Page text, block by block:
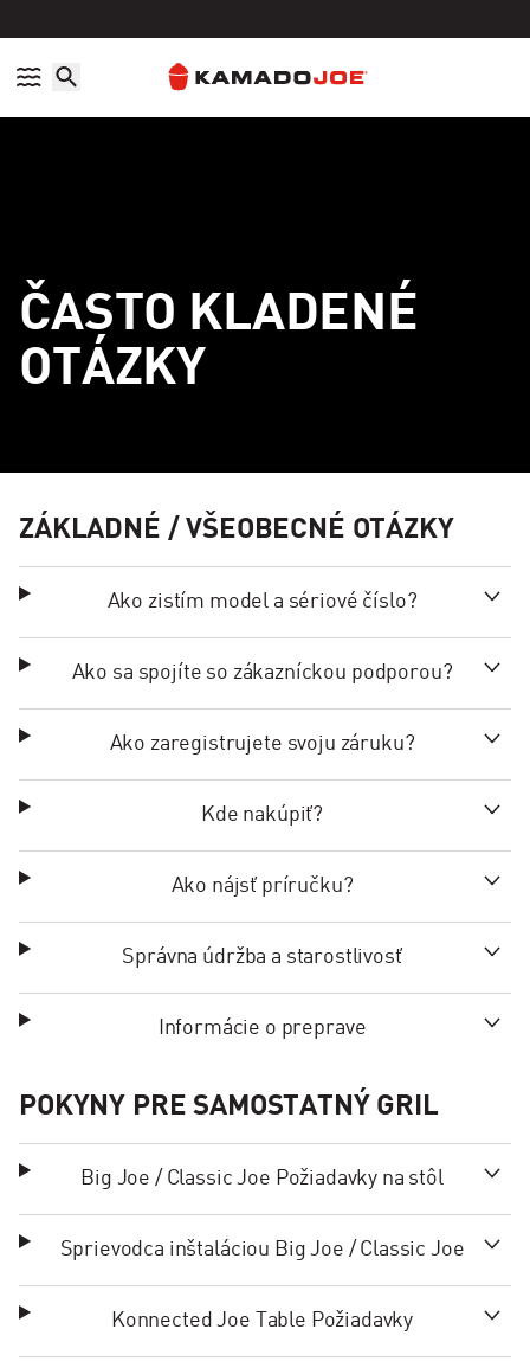
ČASTO KLADENÉ
OTÁZKY
ZÁKLADNÉ / VŠEOBECNÉ OTÁZKY
Ako zistím model a sériové číslo?
Ako sa spojíte so zákazníckou podporou?
Ako zaregistrujete svoju záruku?
Kde nakúpiť?
Ako nájsť príručku?
Správna údržba a starostlivosť
Informácie o preprave
POKYNY PRE SAMOSTATNÝ GRIL
Big Joe / Classic Joe Požiadavky na stôl
Sprievodca inštaláciou Big Joe / Classic Joe
Konnected Joe Table Požiadavky